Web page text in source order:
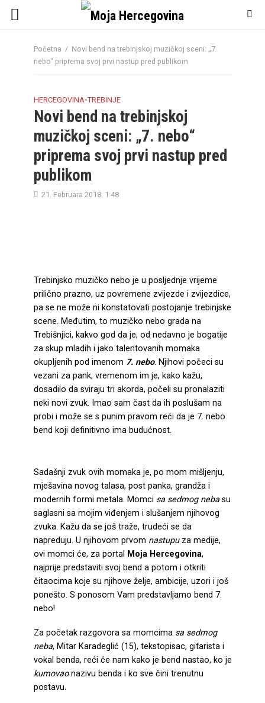
Početna / Novi bend na trebinjskoj muzičkoj sceni: „7.
nebo“ priprema svoj prvi nastup pred publikom
HERCEGOVINA•TREBINJE
Novi bend na trebinjskoj
muzičkoj sceni: „7. nebo“
priprema svoj prvi nastup pred
publikom
21. Februara 2018. 1:48
Trebinjsko muzičko nebo je u posljednje vrijeme
prilično prazno, uz povremene zvijezde i zvijezdice,
pa se ne može ni konstatovati postojanje trebinjske
scene. Međutim, to muzičko nebo grada na
Trebišnjici, kakvo god da je, od nedavno je bogatije
za skup mladih i jako talentovanih momaka
okupljenih pod imenom 7. nebo. Njihovi počeci su
vezani za pank, vremenom im je, kako kažu,
dosadilo da sviraju tri akorda, počeli su pronalaziti
neki novi zvuk. Imao sam čast da ih poslušam na
probi i može se s punim pravom reći da je 7. nebo
bend koji definitivno ima budućnost.
Sadašnji zvuk ovih momaka je, po mom mišljenju,
mješavina novog talasa, post panka, grandža i
modernih formi metala. Momci sa sedmog nebasu
saglasni sa mojim viđenjem i slušanjem njihovog
zvuka. Kažu da se još traže, trudeći se da
napreduju. U njihovom prvom nastupuza medije,
ovi momci će, za portal
Moja Hercegovina,
najprije predstaviti svoj bend a potom i otkriti
čitaocima koje su njihove želje, ambicije, uzori i još
ponešto. S ponosom Vam predstavljamo bend 7.
nebo!
Za početak razgovora sa momcima sa sedmog
neba, Mitar Karadeglić (15), tekstopisac, gitarista i
vokal benda, reći će nam kako je bend nastao, ko je
kumovaonazivu benda i ko sve čini trenutnu
postavu.